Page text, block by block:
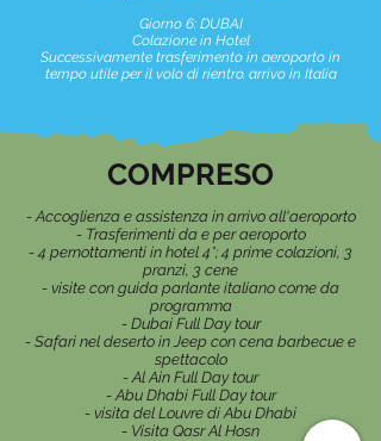
Giorno 6: DUBAI
Colazione in Hotel
Successivamente trasferimento in aeroporto in
tempo utile per il volo di rientro. arrivo in Italia
COMPRESO
- Accoglienza e assistenza in arrivo all'aeroporto
- Trasferimenti da e per aeroporto
- 4 pernottamenti in hotel 4*; 4 prime colazioni, 3
pranzi, 3 cene
- visite con guida parlante italiano come da
programma
- Dubai Full Day tour
- Safari nel deserto in Jeep con cena barbecue e
spettacolo
- Al Ain Full Day tour
- Abu Dhabi Full Day tour
- visita del Louvre di Abu Dhabi
- Visita Qasr Al Hosn